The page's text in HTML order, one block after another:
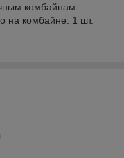
комбайнам
на комбайне: 1 шт.